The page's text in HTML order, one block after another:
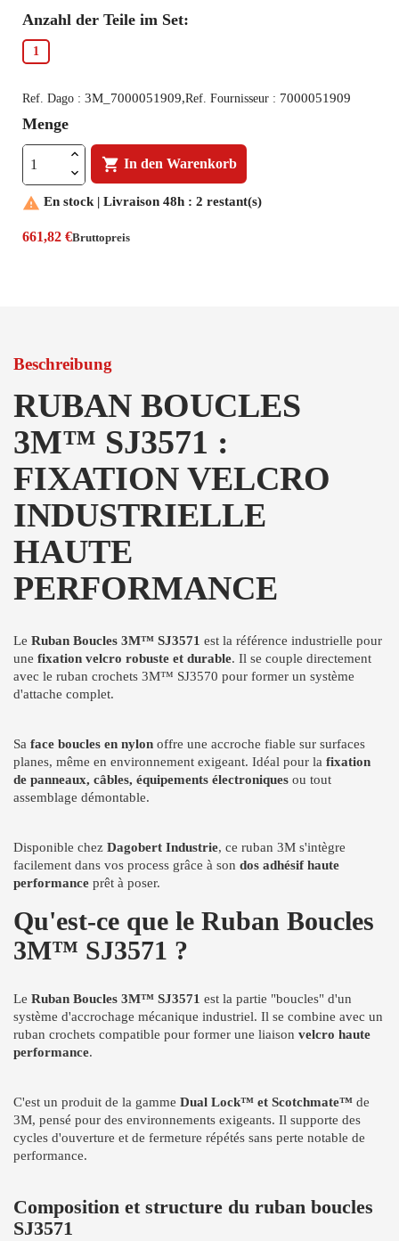
Anzahl der Teile im Set:
1
Ref. Dago : 3M_7000051909,Ref. Fournisseur : 7000051909
Menge
 In den Warenkorb
 En stock | Livraison 48h : 2 restant(s)
661,82 €Bruttopreis
Beschreibung
RUBAN BOUCLES
3M™ SJ3571 :
FIXATION VELCRO
INDUSTRIELLE
HAUTE
PERFORMANCE
Le Ruban Boucles 3M™ SJ3571 est la référence industrielle pour
une fixation velcro robuste et durable. Il se couple directement
avec le ruban crochets 3M™ SJ3570 pour former un système
d'attache complet.
Sa face boucles en nylon offre une accroche fiable sur surfaces
planes, même en environnement exigeant. Idéal pour la fixation
de panneaux, câbles, équipements électroniques ou tout
assemblage démontable.
Disponible chez Dagobert Industrie, ce ruban 3M s'intègre
facilement dans vos process grâce à son dos adhésif haute
performance prêt à poser.
Qu'est-ce que le Ruban Boucles
3M™ SJ3571 ?
Le Ruban Boucles 3M™ SJ3571 est la partie "boucles" d'un
système d'accrochage mécanique industriel. Il se combine avec un
ruban crochets compatible pour former une liaison velcro haute
performance.
C'est un produit de la gamme Dual Lock™ et Scotchmate™ de
3M, pensé pour des environnements exigeants. Il supporte des
cycles d'ouverture et de fermeture répétés sans perte notable de
performance.
Composition et structure du ruban boucles
SJ3571